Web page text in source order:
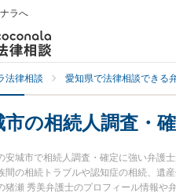
ラへ
法律相談 愛知県で法律相談できる
市の相続人調査・
安城市で相続人調査・確定に強い弁護
間の相続トラブルや認知症の相続、遺
猪瀬 秀美弁護士のプロフィール情報や